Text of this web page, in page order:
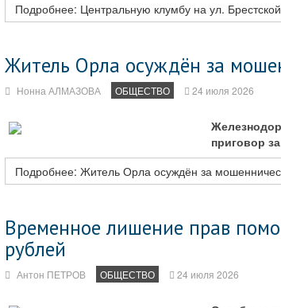
Подробнее: Центральную клумбу на ул.
Житель Орла осуждён за
Нонна АЛМАЗОВА ОБЩЕСТВО 24 июля 2026
приговор
Подробнее: Житель Орла осуждён за
Временное лишение прав
рублей
Антон ПЕТРОВ ОБЩЕСТВО 24 июля 2026